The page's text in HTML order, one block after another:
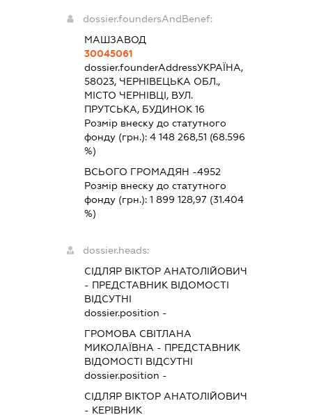
dossier.foundersAndBenef:
МАШЗАВОД
30045061
dossier.founderAddressУКРАЇНА,
58023, ЧЕРНІВЕЦЬКА ОБЛ.,
МІСТО ЧЕРНІВЦІ, ВУЛ.
ПРУТСЬКА, БУДИНОК 16
Розмір внеску до статутного
фонду (грн.): 4 148 268,51 (68.596
%)
ВСЬОГО ГРОМАДЯН -4952
Розмір внеску до статутного
фонду (грн.): 1 899 128,97(31.404
%)
dossier.heads:
СІДЛЯР ВІКТОР АНАТОЛІЙОВИЧ
- ПРЕДСТАВНИКВІДОМОСТІ
ВІДСУТНІ
dossier.position -
ГРОМОВА СВІТЛАНА
МИКОЛАЇВНА - ПРЕДСТАВНИК
ВІДОМОСТІ ВІДСУТНІ
dossier.position -
СІДЛЯР ВІКТОР АНАТОЛІЙОВИЧ
- КЕРІВНИК